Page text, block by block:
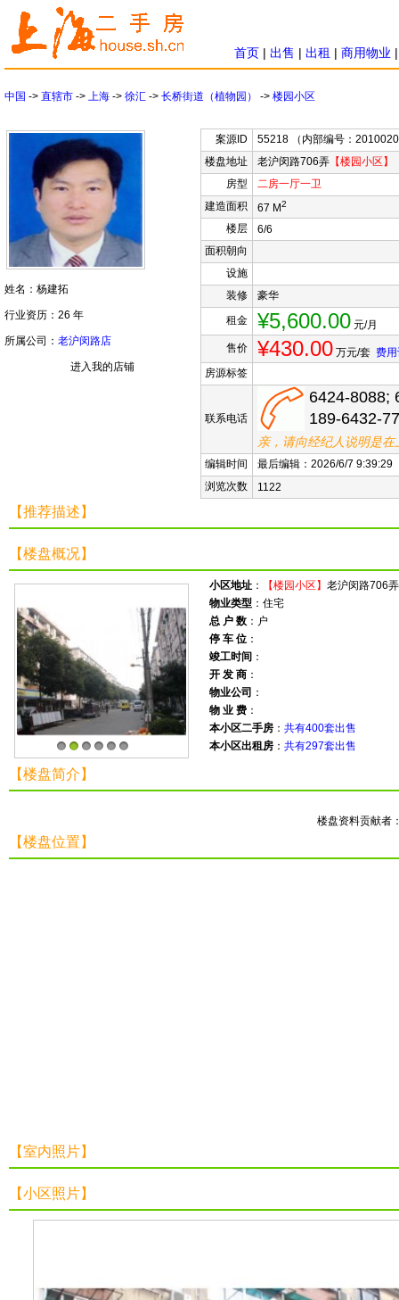
首页 | 出售 | 出租 | 商用物业
中国 -> 直辖市 -> 上海 -> 徐汇 -> 长桥街道（植物园） -> 楼园小区
姓名：杨建拓
行业资历：26 年
所属公司： 老沪闵路店
进入我的店铺
案源ID
55218 （内部编号：
楼盘地址
老沪闵路706弄 【楼园小区】
房型
二房一厅一卫
建造面积
67 M2
楼层
6/6
面积朝向
设施
装修
豪华
租金
¥5,600.00 元/月
售价
¥430.00 万元/套 费
房源标签
联系电话
6424-8088;
189-6432-
亲，请向经纪人说明是
编辑时间
最后编辑：2026/6/7 9:39:29
浏览次数
1122
【推荐描述】
【楼盘概况】
1 2 3 4 5 6
小区地址 ： 【楼园小区】 老沪闵路706弄
物业类型 ：住宅
总 户 数 ：户
停 车 位 ：
竣工时间 ：
开 发 商 ：
物业公司 ：
物 业 费 ：
本小区二手房 ： 共有400套出售
本小区出租房 ： 共有297套出售
【楼盘简介】
楼盘资料贡献者
【楼盘位置】
【室内照片】
【小区照片】